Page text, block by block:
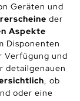
Geräten und
der
Aspekte
Disponenten
Verfügung und
detailgenauen
, ob
oder eine